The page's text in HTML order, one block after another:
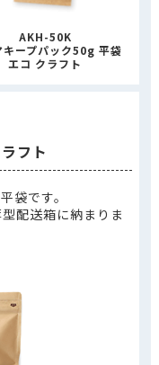
AKH-50K
キープパック50g 平袋
エコ クラフト
フト
袋です。
配送箱に納まりま